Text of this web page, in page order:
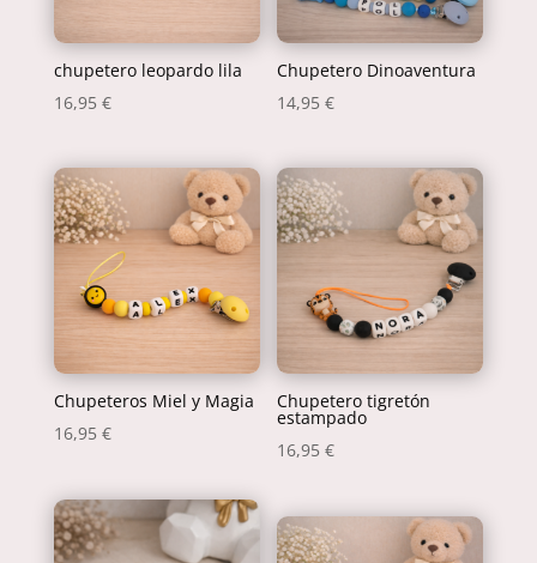
chupetero leopardo lila
16,95 €
Chupetero Dinoaventura
14,95€
Chupeteros Miel y Magia
16,95 €
Chupetero tigretón
estampado
16,95€